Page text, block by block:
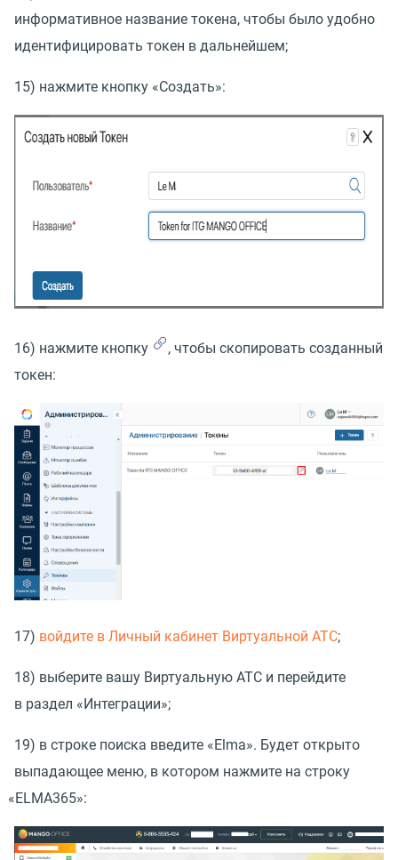
информативное название токена, чтобы было удобно
идентифицировать токен в дальнейшем;
15) нажмите кнопку «Создать»:
16) нажмите кнопку
, чтобы скопировать созданный
токен:
17) войдите в Личный кабинет Виртуальной АТС;
18) выберите вашу Виртуальную АТС и перейдите
в раздел «Интеграции»;
19) в строке поиска введите «Elma». Будет открыто
выпадающее меню, в котором нажмите на строку
«ELMA365»: